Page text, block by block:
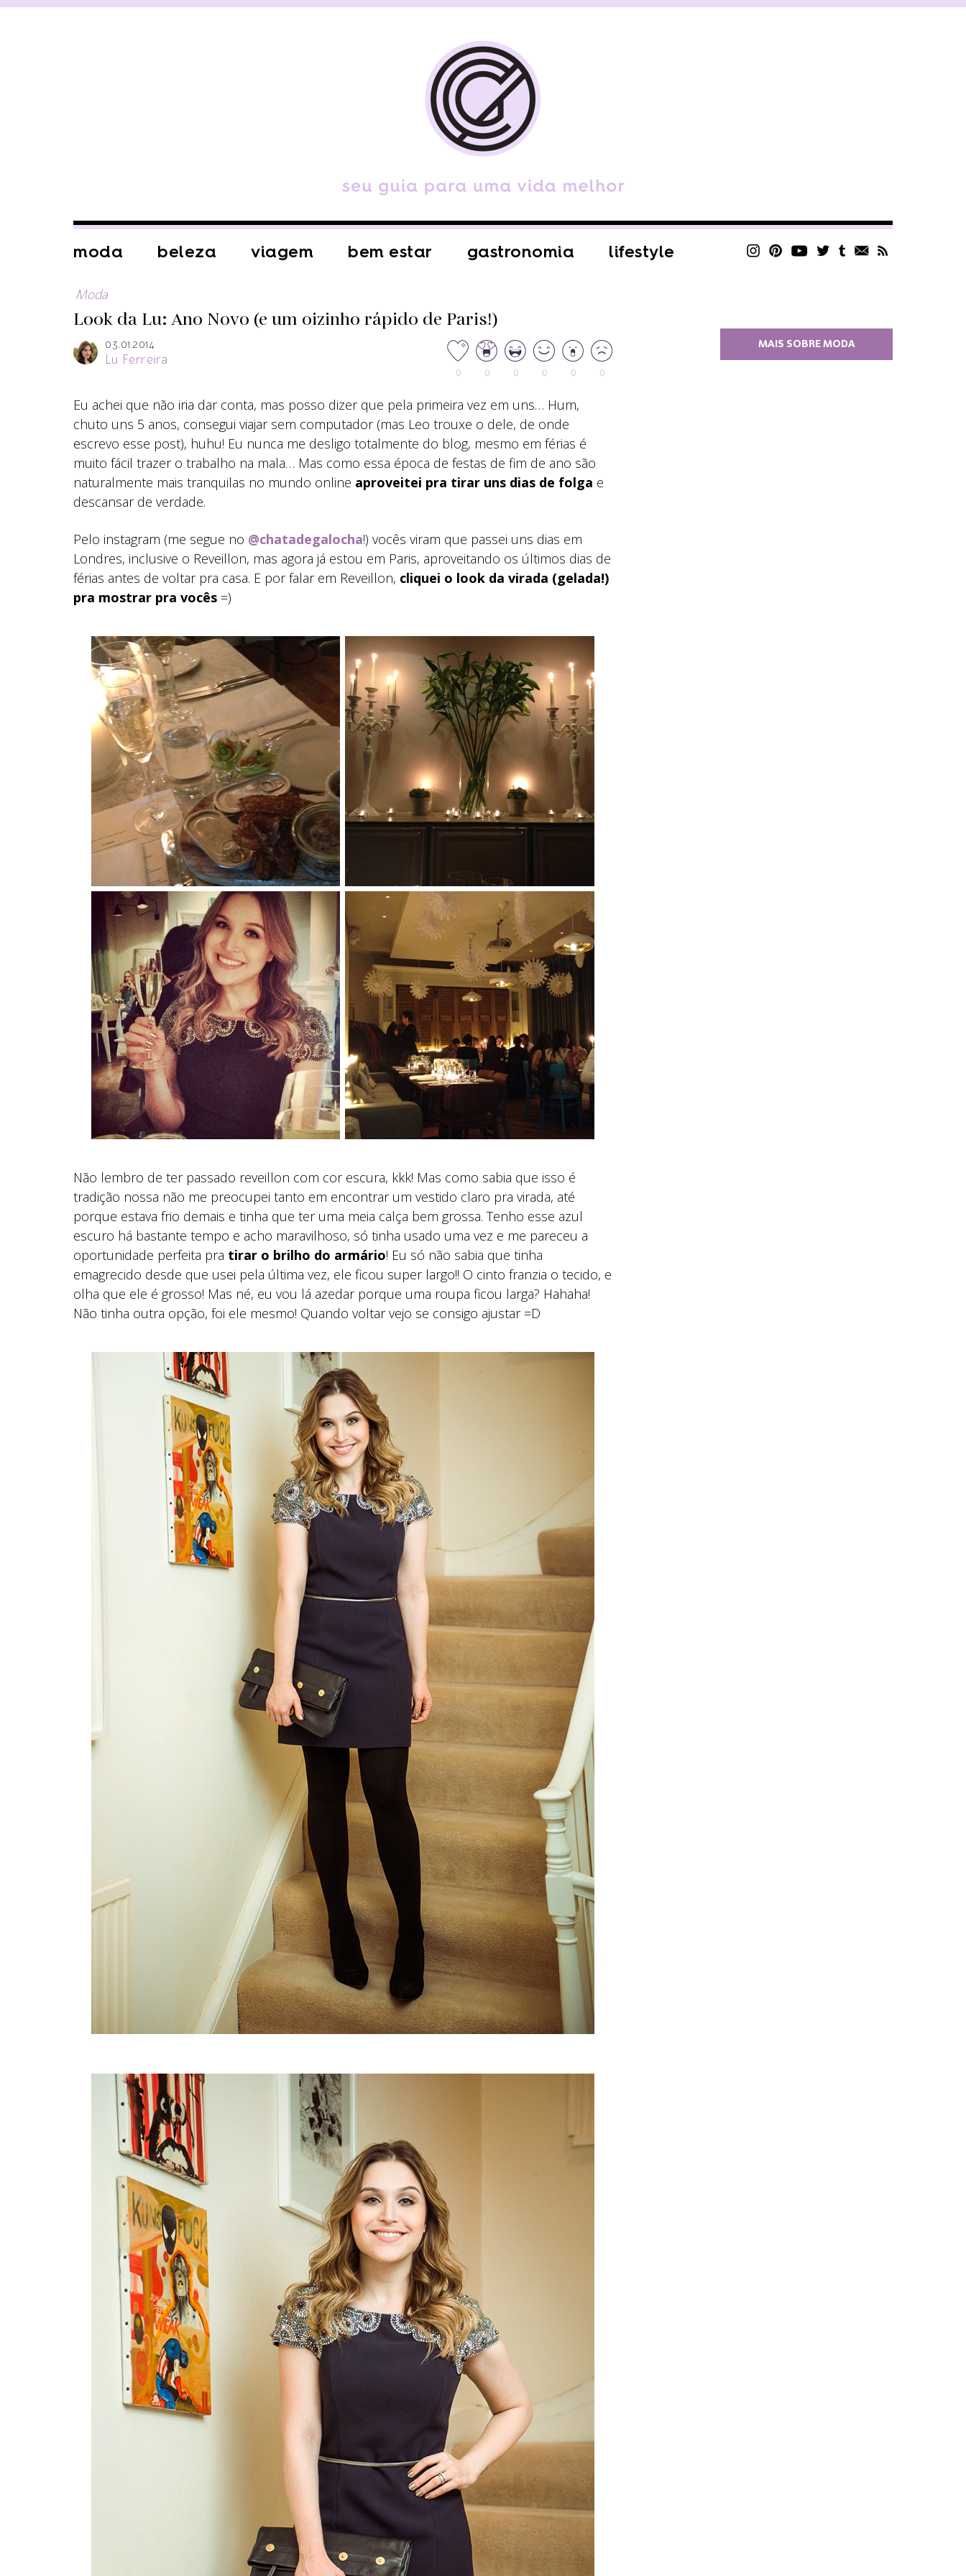
moda beleza viagem bem estar gastronomia lifestyle
Moda
Look da Lu: Ano Novo (e um oizinho rápido de Paris!)
03.01.2014
Lu Ferreira
0 0 0 0 0 0
Eu achei que não iria dar conta, mas posso dizer que pela primeira vez em uns… Hum,
chuto uns 5 anos, consegui viajar sem computador (mas Leo trouxe o dele, de onde
escrevo esse post), huhu! Eu nunca me desligo totalmente do blog, mesmo em férias é
muito fácil trazer o trabalho na mala… Mas como essa época de festas de fim de ano são
naturalmente mais tranquilas no mundo online aproveitei pra tirar uns dias de folga e
descansar de verdade.
Pelo instagram (me segue no @chatadegalocha!) vocês viram que passei uns dias em
Londres, inclusive o Reveillon, mas agora já estou em Paris, aproveitando os últimos dias de
férias antes de voltar pra casa. E por falar em Reveillon, cliquei o look da virada (gelada!)
pra mostrar pra vocês =)
Não lembro de ter passado reveillon com cor escura, kkk! Mas como sabia que isso é
tradição nossa não me preocupei tanto em encontrar um vestido claro pra virada, até
porque estava frio demais e tinha que ter uma meia calça bem grossa. Tenho esse azul
escuro há bastante tempo e acho maravilhoso, só tinha usado uma vez e me pareceu a
oportunidade perfeita pra tirar o brilho do armário! Eu só não sabia que tinha
emagrecido desde que usei pela última vez, ele ficou super largo!! O cinto franzia o tecido, e
olha que ele é grosso! Mas né, eu vou lá azedar porque uma roupa ficou larga? Hahaha!
Não tinha outra opção, foi ele mesmo! Quando voltar vejo se consigo ajustar =D
MAIS SOBRE MODA